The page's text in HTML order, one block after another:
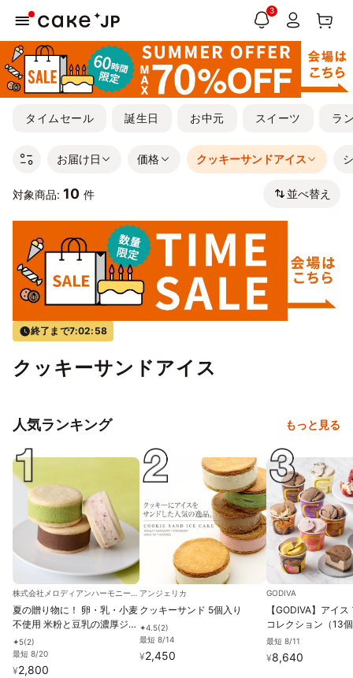
3
タイムセール 誕生日 お中元 スイーツ ラ
お届け日 価格 クッキーサンドアイス
対象商品: 10 件 並べ替え
終了まで7:02:58
クッキーサンドアイス
人気ランキング もっと見る
株式会社メロディアンハーモニーファイン
夏の贈り物に！ 卵・乳・小麦
不使用 米粉と豆乳の濃厚ジェ
ラートクッキーサンド アイス
2026 お中元2026
✦5(2)
最短 8/20
¥2,800
アンジェリカ
クッキーサンド 5個入り
✦4.5(2)
最短 8/14
¥2,450
GODIVA
【GODIVA】アイ
コレクション（13
元2026
最短 8/11
¥8,640